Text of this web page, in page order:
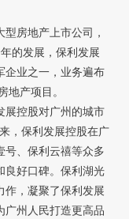
房地产上市公司，
的发展，保利发展
企业之一，业务遍布
地产项目。
控股对广州的城市
，保利发展控股在广
号、保利云禧等众多
良好口碑。保利湖光
作，凝聚了保利发展
广州人民打造更高品